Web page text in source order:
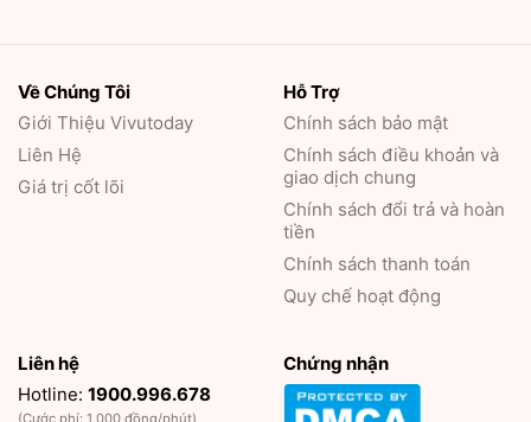
Về Chúng Tôi
Giới Thiệu Vivutoday
Liên Hệ
Giá trị cốt lõi
Hỗ Trợ
Chính sách bảo mật
Chính sách điều khoản và
giao dịch chung
Chính sách đổi trả và hoàn
tiền
Chính sách thanh toán
Quy chế hoạt động
Liên hệ
Hotline: 1900.996.678
(Cước phí: 1.000 đồng/phút)
Chứng nhận